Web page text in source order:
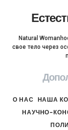
Natural
свое тело через
О НАС НАША
НАУЧНО-